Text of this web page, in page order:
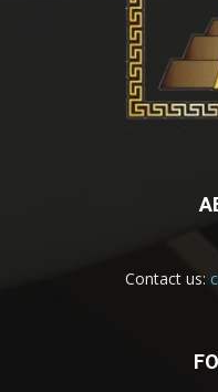
Contact us: